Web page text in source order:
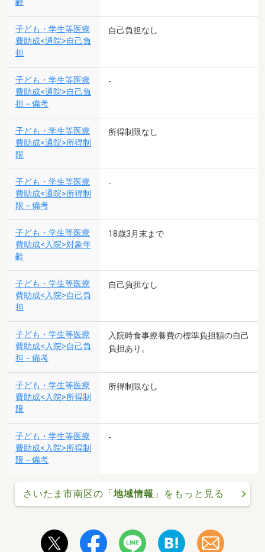
齢
子ども・学生等医療
費助成<通院>自己負
担
自己負担なし
子ども・学生等医療
費助成<通院>自己負
担－備考
-
子ども・学生等医療
費助成<通院>所得制
限
所得制限なし
子ども・学生等医療
費助成<通院>所得制
限－備考
-
子ども・学生等医療
費助成<入院>対象年
齢
18歳3月末まで
子ども・学生等医療
費助成<入院>自己負
担
自己負担なし
子ども・学生等医療
費助成<入院>自己負
担－備考
入院時食事療養費の標準負担額の自己
負担あり。
子ども・学生等医療
費助成<入院>所得制
限
所得制限なし
子ども・学生等医療
費助成<入院>所得制
限－備考
-
さいたま市南区の「地域情報 」をもっと見る